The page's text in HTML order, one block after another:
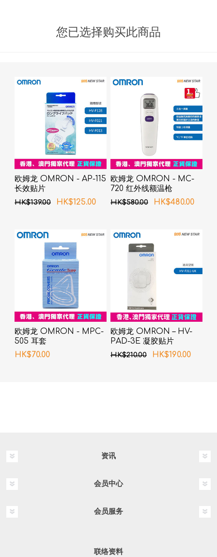
您已选择购买此商品
欧姆龙 OMRON - AP-115
长效贴片
HK$139.00 HK$125.00
欧姆龙 OMRON - MC-
720 红外线额温枪
HK$580.00 HK$480.00
欧姆龙 OMRON - MPC-
505 耳套
HK$70.00
欧姆龙 OMRON – HV-
PAD-3E 凝胶贴片
HK$210.00 HK$190.00
资讯
会员中心
会员服务
联络资料